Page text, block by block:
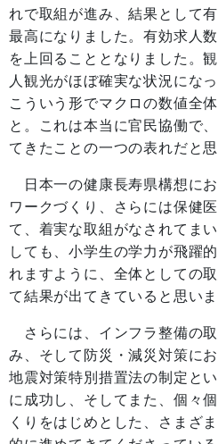
れで取組が進み、結果として
最高になりました。有効求人
を上回ることとなりました。
人観光がほぼ確実な状況にな
こういう形でマクロの数値全
と。これは本当に官民協働で
てきたことの一つの表れだと思
日本一の健康長寿県構想に
ワークづくり、さらには保健
て、着実な取組がなされてま
しても、小学生の学力が飛躍
れますように、全体としての
て結果が出てきていると思いま
さらには、インフラ整備の
み、そして防災・減災対策に
地震対策特別措置法の制定と
に成功し、そしてまた、個々
くりをはじめとした、さまざ